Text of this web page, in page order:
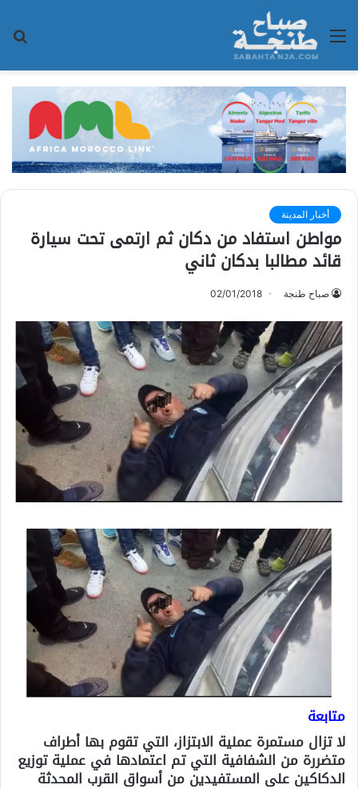
القائمة
أخبار المدينة
مواطن استفاد من دكان ثم ارتمى تحت سيارة
قائد مطالبا بدكان ثاني
صباح طنجة 02/01/2018
متابعة
لا تزال مستمرة عملية الابتزاز، التي تقوم بها أطراف
متضررة من الشفافية التي تم اعتمادها في عملية توزيع
الدكاكين على المستفيدين من أسواق القرب المحدثة